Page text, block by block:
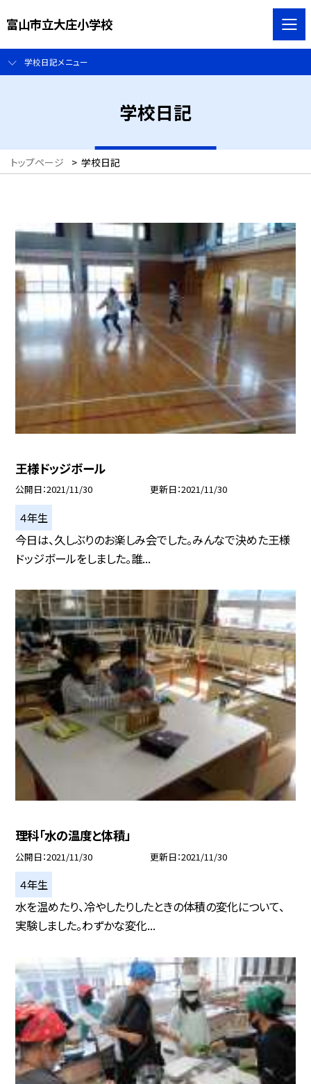
富山市立大庄小学校
学校日記メニュー
学校日記
トップページ > 学校日記
王様ドッジボール
公開日 2021/11/30 更新日 2021/11/30
４年生
今日は、久しぶりのお楽しみ会でした。みんなで決めた王様
ドッジボールをしました。誰...
理科「水の温度と体積」
公開日 2021/11/30 更新日 2021/11/30
４年生
水を温めたり、冷やしたりしたときの体積の変化について、
実験しました。わずかな変化...